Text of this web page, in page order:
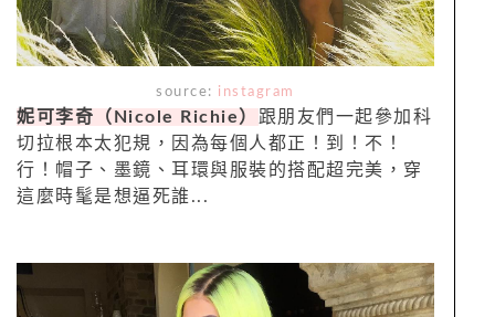
source: instagram
妮可李奇（Nicole Richie） 跟朋友們一起參加科
切拉根本太犯規，因為每個人都正！到！不！
行！帽子、墨鏡、耳環與服裝的搭配超完美，穿
這麼時髦是想逼死誰...